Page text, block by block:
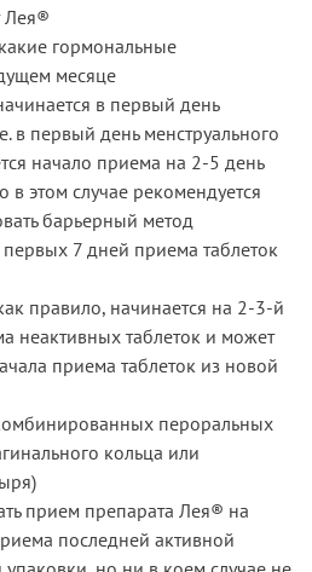
Лея®
гормональные
месяце
в первый день
в первый день менструального
начало приема на 2-5 день
в этом случае рекомендуется
барьерный метод
7 дней приема таблеток
правило, начинается на 2-3-й
неактивных таблеток и может
приема таблеток из новой
пероральных
кольца или
прием препарата Лея® на
последней активной